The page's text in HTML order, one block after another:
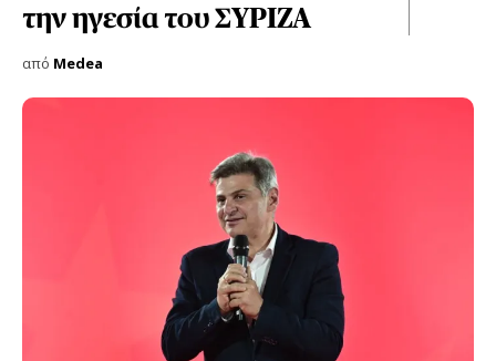
την ηγεσία του ΣΥΡΙΖΑ
από Medea